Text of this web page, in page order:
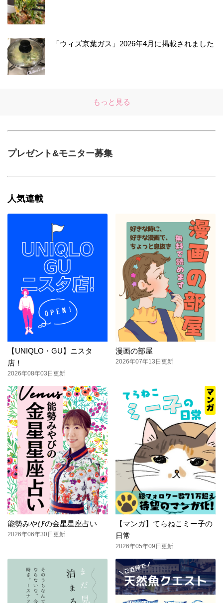
「ウィズ京葉ガス」2026年4月に掲載されました
もっと見る
プレゼント&モニター募集
人気連載
【UNIQLO・GU】ニスタ
店！
2026年08年03日更新
漫画の部屋
2026年07年13日更新
能勢みやびの金星星座占い
2026年06年30日更新
【マンガ】てらねこミー子の
日常
2026年05年09日更新